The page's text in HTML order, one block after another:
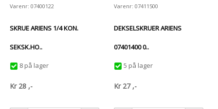
Varenr: 07400122
SKRUE ARIENS 1/4 KON.
SEKSK.HO..
8 på lager
Kr 28 ,-
Varenr: 07411500
DEKSELSKRUER ARIENS
07401400 0..
5 på lager
Kr 27 ,-